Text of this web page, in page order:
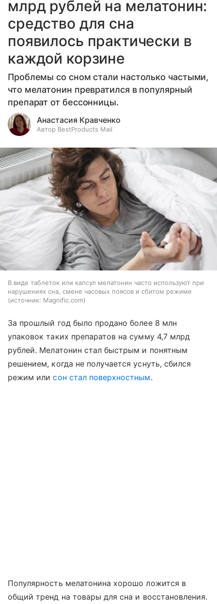
млрд рублей на мелатонин:
средство для сна
появилось практически в
каждой корзине
Проблемы со сном стали настолько частыми,
что мелатонин превратился в популярный
препарат от бессонницы.
Анастасия Кравченко
Автор BestProducts Mail
В виде таблеток или капсул мелатонин часто используют при
нарушениях сна, смене часовых поясов и сбитом режиме
источник: Magnific.com
За прошлый год было продано более 8 млн
упаковок таких препаратов на сумму 4,7 млрд
рублей. Мелатонин стал быстрым и понятным
решением, когда не получается уснуть, сбился
режим илисон стал поверхностным.
Популярность мелатонина хорошо ложится в
общий тренд на товары для сна и восстановления.